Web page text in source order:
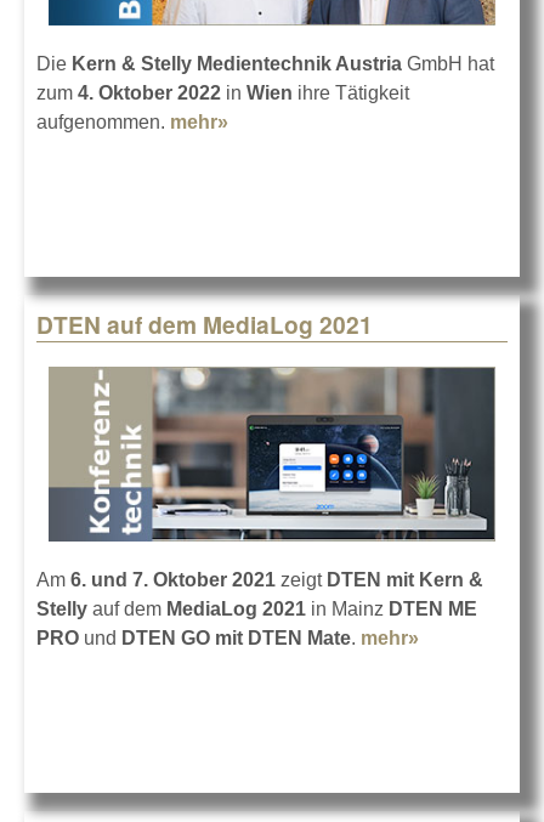
Die Kern & Stelly Medientechnik Austria GmbH hat
zum 4. Oktober 2022 in Wien ihre Tätigkeit
aufgenommen. mehr»
DTEN auf dem MediaLog 2021
Am 6. und 7. Oktober 2021 zeigt DTEN mit Kern &
Stelly auf dem MediaLog 2021 in Mainz DTEN ME
PRO und DTEN GO mit DTEN Mate. mehr»